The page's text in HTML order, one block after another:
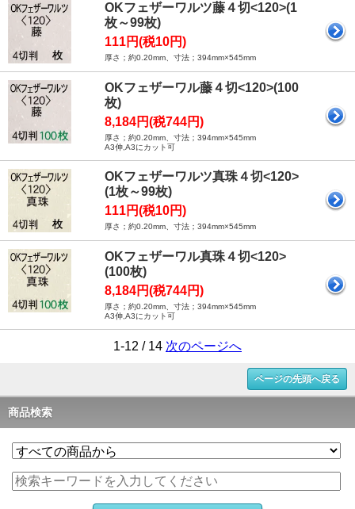
OKフェザーワルツ藤４切<120>(1
枚～99枚)
111円(税10円)
厚さ；約0.20mm、寸法；394mm×545mm
OKフェザーワル藤４切<120>(100
枚)
8,184円(税744円)
厚さ；約0.20mm、寸法；394mm×545mm
A3伸,A3にカット可
OKフェザーワルツ真珠４切<120>
(1枚～99枚)
111円(税10円)
厚さ；約0.20mm、寸法；394mm×545mm
OKフェザーワル真珠４切<120>
(100枚)
8,184円(税744円)
厚さ；約0.20mm、寸法；394mm×545mm
A3伸,A3にカット可
1-12 / 14 次のページへ
ページの先頭へ戻る
商品検索